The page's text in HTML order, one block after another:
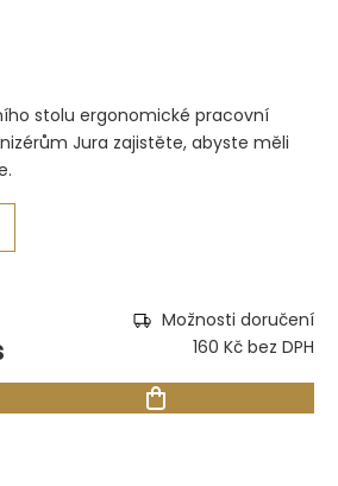
stolu ergonomické pracovní
Jura zajistěte, abyste měli
Možnosti doručení
160 Kč bez DPH